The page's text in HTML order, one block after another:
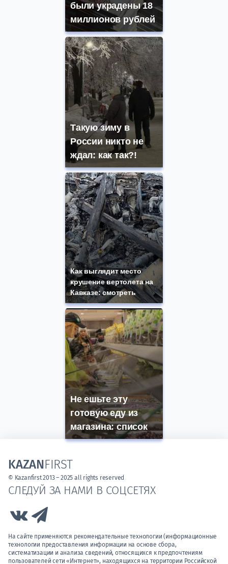
были украдены 18
миллионов рублей
Такую зиму в
России никто не
ждал: как так?!
Как выглядит место
крушение вертолета на
Кавказе: смотреть
Не ешьте эту
готовую еду из
магазина: список
СЛЕДУЙ ЗА НАМИ В СОЦСЕТЯХ
Link to Vk
На сайте применяются рекомендательные технологии (информационные
технологии предоставления информации на основе сбора,
систематизации и анализа сведений, относящихся к предпочтениям
пользователей сети «Интернет», находящихся на территории Российской
KAZANFIRST
© Kazanfirst 2013 – 2025 all rights reserved